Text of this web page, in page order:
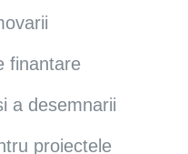
finantare
a desemnarii
proiectele